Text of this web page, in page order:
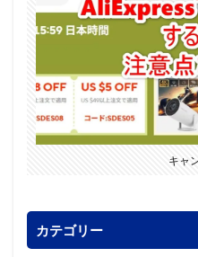
キャ
カテゴリー